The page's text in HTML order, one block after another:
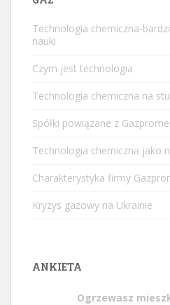
Technologia chemiczna-
nauki
Czym jest technologia
Technologia chemiczna na
Spółki powiązane z
Technologia chemiczna jako
Charakterystyka firmy
Kryzys gazowy na Ukrainie
ANKIETA
Ogrzewasz